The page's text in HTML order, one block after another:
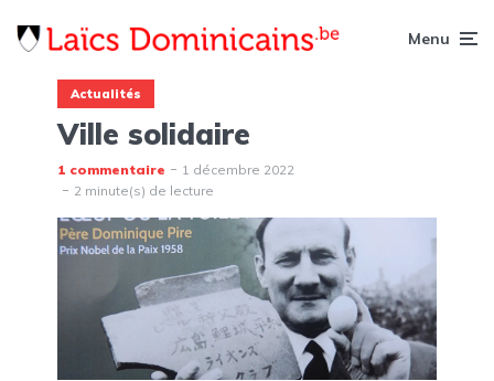
Menu
Actualités
Ville solidaire
1 commentaire
1 décembre 2022
2 minute(s) de lecture